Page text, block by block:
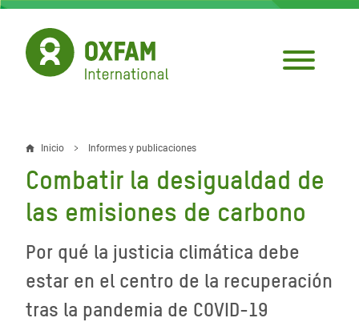
Pasar
contenido
principal
Sobrescribir
enlaces
de
ayuda
a
la
Inicio Informes y publicaciones
Combatir la desigualdad de
las emisiones de carbono
Por qué la justicia climática debe
estar en el centro de la recuperación
tras la pandemia de COVID-19